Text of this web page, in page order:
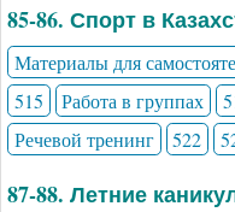
85-86. Спорт в
Материалы для
515
Работа в группах
Речевой тренинг
522
87-88. Летние